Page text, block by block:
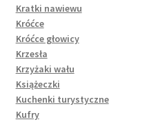
Kratki nawiewu
Króćce
Króćce głowicy
Krzesła
Krzyżaki wału
Książeczki
Kuchenki turystyczne
Kufry